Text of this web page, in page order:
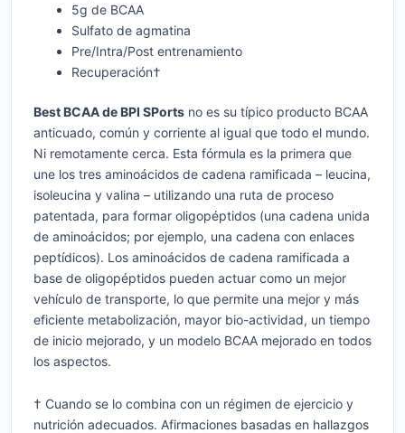
5g de BCAA
Sulfato de agmatina
Pre/Intra/Post entrenamiento
Recuperación†
Best BCAA de BPI SPorts no es su típico producto BCAA
anticuado, común y corriente al igual que todo el mundo.
Ni remotamente cerca. Esta fórmula es la primera que
une los tres aminoácidos de cadena ramificada – leucina,
isoleucina y valina – utilizando una ruta de proceso
patentada, para formar oligopéptidos (una cadena unida
de aminoácidos; por ejemplo, una cadena con enlaces
peptídicos). Los aminoácidos de cadena ramificada a
base de oligopéptidos pueden actuar como un mejor
vehículo de transporte, lo que permite una mejor y más
eficiente metabolización, mayor bio-actividad, un tiempo
de inicio mejorado, y un modelo BCAA mejorado en todos
los aspectos.
† Cuando se lo combina con un régimen de ejercicio y
nutrición adecuados. Afirmaciones basadas en hallazgos